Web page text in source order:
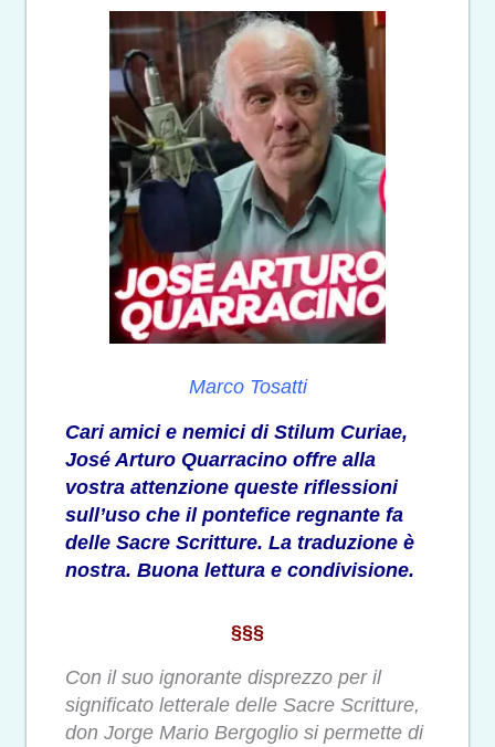
Marco Tosatti
Cari amici e nemici di Stilum Curiae,
José Arturo Quarracino offre alla
vostra attenzione queste riflessioni
sull’uso che il pontefice regnante fa
delle Sacre Scritture. La traduzione è
nostra. Buona lettura e condivisione.
§§§
Con il suo ignorante disprezzo per il
significato letterale delle Sacre Scritture,
don Jorge Mario Bergoglio si permette di